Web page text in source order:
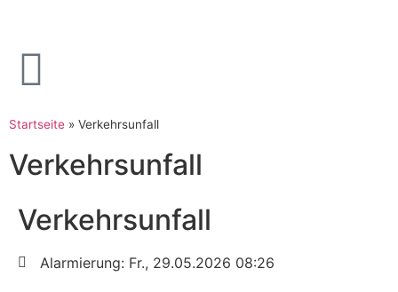
Startseite » Verkehrsunfall
Verkehrsunfall
Verkehrsunfall
Alarmierung: Fr., 29.05.2026 08:26